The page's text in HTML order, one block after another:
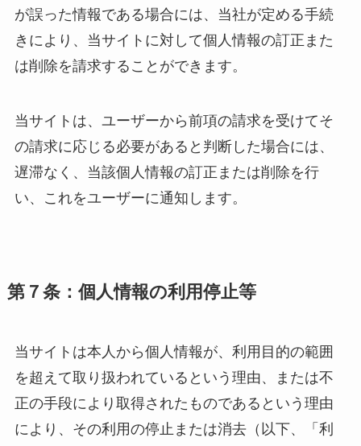
が誤った情報である場合には、当社が定める手続
きにより、当サイトに対して個人情報の訂正また
は削除を請求することができます。
当サイトは、ユーザーから前項の請求を受けてそ
の請求に応じる必要があると判断した場合には、
遅滞なく、当該個人情報の訂正または削除を行
い、これをユーザーに通知します。
第７条：個人情報の利用停止等
当サイトは本人から個人情報が、利用目的の範囲
を超えて取り扱われているという理由、または不
正の手段により取得されたものであるという理由
により、その利用の停止または消去（以下、「利